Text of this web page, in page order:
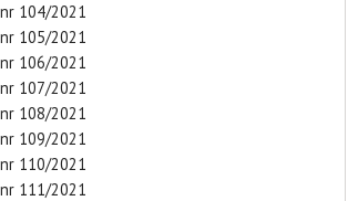
104/2021
105/2021
106/2021
107/2021
108/2021
109/2021
110/2021
111/2021